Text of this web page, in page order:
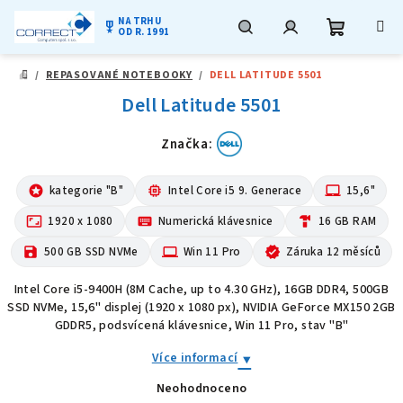
military_tech NA TRHU
OD R. 1991
DOMŮ
/ REPASOVANÉ NOTEBOOKY / DELL LATITUDE 5501
Dell Latitude 5501
Značka:
stars kategorie "B" memory Intel Core i5 9. Generace laptop_mac 15,6"
aspect_ratio 1920 x 1080 keyboard Numerická klávesnice hardware 16 GB RAM
save 500 GB SSD NVMe computer Win 11 Pro verified Záruka 12 měsíců
Intel Core i5-9400H (8M Cache, up to 4.30 GHz), 16GB DDR4, 500GB
SSD NVMe, 15,6" displej (1920 x 1080 px), NVIDIA GeForce MX150 2GB
GDDR5, podsvícená klávesnice, Win 11 Pro, stav "B"
Více informací
Průměrné
Neohodnoceno